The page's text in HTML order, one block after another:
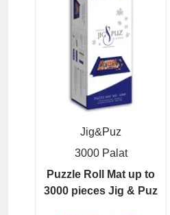
Jig&Puz
3000 Palat
Puzzle Roll Mat up to
3000 pieces Jig & Puz